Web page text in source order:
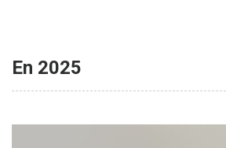
En 2025